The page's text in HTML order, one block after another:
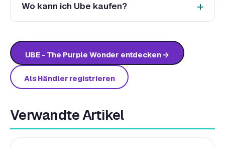
Wo kann ich Ube kaufen?
UBE - The Purple Wonder entdecken →
Als Händler registrieren
Verwandte Artikel